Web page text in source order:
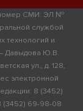
номер СМИ: ЭЛ №
службой
технологий и
Давыдова Ю.В.
ул., д. 128,
электронной
8 (3452)
69-98-08